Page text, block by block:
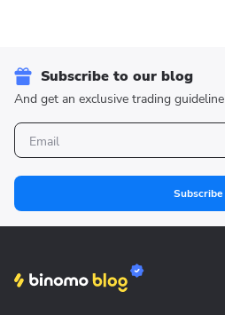
Subscribe to our blog
And get an exclusive trading guideline
Subscribe